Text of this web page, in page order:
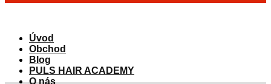
Úvod
Obchod
Blog
PULS HAIR ACADEMY
O nás